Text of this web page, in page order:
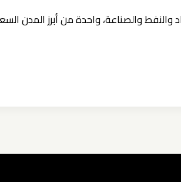
والنفط والصناعة، واحدة من أبرز المدن